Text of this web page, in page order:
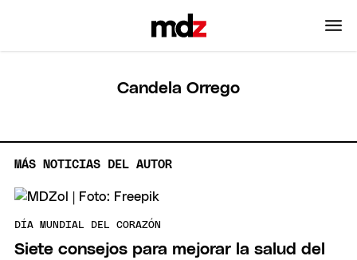
Candela Orrego
MÁS NOTICIAS DEL AUTOR
DÍA MUNDIAL DEL CORAZÓN
Siete consejos para mejorar la salud del